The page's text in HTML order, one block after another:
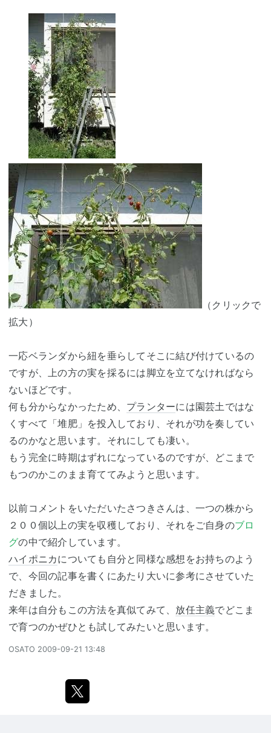
（クリックで
拡大）
一応ベランダから紐を垂らしてそこに結び付けているの
ですが、上の方の実を採るには脚立を立てなければなら
ないほどです。
何も分からなかったため、 プランターには園芸土ではな
くすべて「堆肥」を投入しており、それが功を奏してい
るのかなと思います。それにしても凄い。
もう完全に時期はずれになっているのですが、どこまで
もつのかこのまま育ててみようと思います。
以前コメントをいただいたさつきさんは、一つの株から
２００個以上の実を収穫しており、それをご自身のブロ
グの中で紹介しています。
ハイポニカについても自分と同様な感想をお持ちのよう
で、今回の記事を書くにあたり大いに参考にさせていた
だきました。
来年は自分もこの方法を真似てみて、 放任主義でどこま
で育つのかぜひとも試してみたいと思います。
OSATO 2009-09-21 13:48